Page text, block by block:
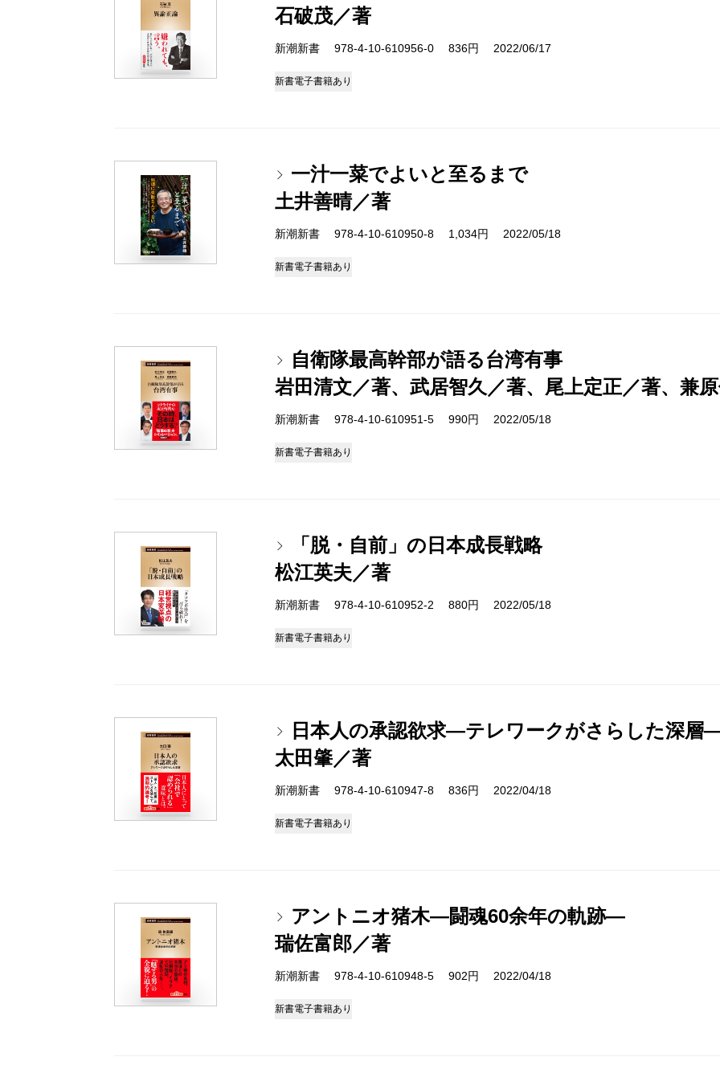
石破茂／著
新潮新書 978-4-10-610956-0 836円 2022/06/17
新書電子書籍あり
一汁一菜でよいと至るまで
土井善晴／著
新潮新書 978-4-10-610950-8 1,034円 2022/05/18
新書電子書籍あり
自衛隊最高幹部が語る台湾有事
岩田清文／著、武居智久／著、尾上定正／著、兼
新潮新書 978-4-10-610951-5 990円 2022/05/18
新書電子書籍あり
「脱・自前」の日本成長戦略
松江英夫／著
新潮新書 978-4-10-610952-2 880円 2022/05/18
新書電子書籍あり
日本人の承認欲求―テレワークがさらした深層
太田肇／著
新潮新書 978-4-10-610947-8 836円 2022/04/18
新書電子書籍あり
アントニオ猪木―闘魂60余年の軌跡―
瑞佐富郎／著
新潮新書 978-4-10-610948-5 902円 2022/04/18
新書電子書籍あり